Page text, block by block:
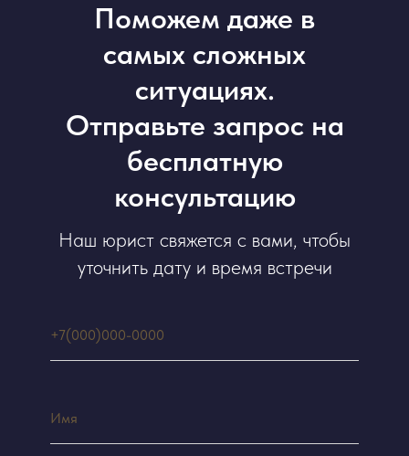
Поможем даже в
самых сложных
ситуациях.
Отправьте запрос на
бесплатную
консультацию
Наш юрист свяжется с вами, чтобы
уточнить дату и время встречи